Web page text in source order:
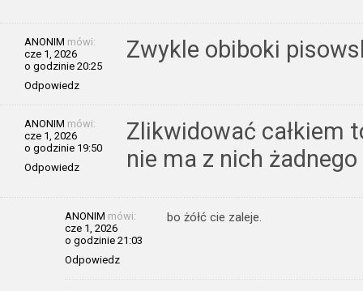
ANONIM mówi:
cze 1, 2026
o godzinie 20:25
Odpowiedz
Zwykle obiboki
ANONIM mówi:
cze 1, 2026
o godzinie 19:50
Odpowiedz
Zlikwidować całkiem
nie ma z nich
ANONIM mówi:
cze 1, 2026
o godzinie 21:03
Odpowiedz
bo żółć cie zaleje.